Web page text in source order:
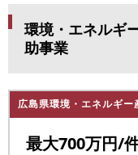
環境・エネルギ
助事業
広島県環境・エネルギ
最大700万円/